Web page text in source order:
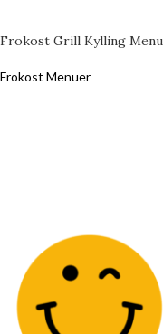
Frokost Grill Kylling Menu
Frokost Menuer